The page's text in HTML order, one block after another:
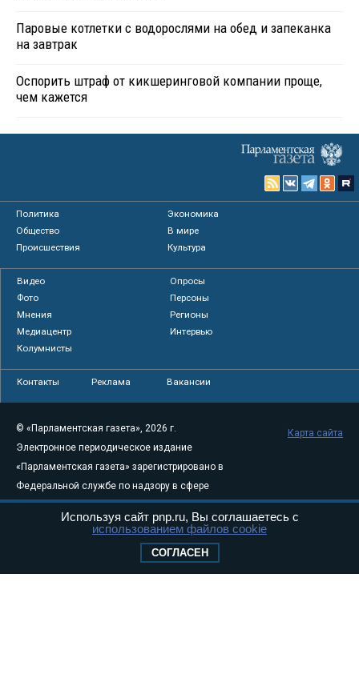
Паровые котлетки с водорослями на обед и запеканка
на завтрак
Оспорить штраф от кикшеринговой компании проще,
чем кажется
Политика
Экономика
Общество
В мире
Происшествия
Культура
Видео
Опросы
Фото
Персоны
Мнения
Регионы
Медиацентр
Интервью
Колумнисты
Контакты Реклама Вакансии
© «Парламентская газета», 2026 г.
Электронное периодическое издание
«Парламентская газета» зарегистрировано в
Федеральной службе по надзору в сфере
связи, информационных технологий и
массовых коммуникаций (Роскомнадзор) 05
Свидетельство о регистрации Эл № ФС77-
Карта сайта
Используя сайт pnp.ru, Вы соглашаетесь с
использованием файлов cookie
СОГЛАСЕН